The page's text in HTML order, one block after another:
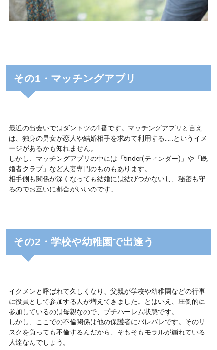
その1・マッチングアプリ
最近の出会いではダントツの1番です。マッチングアプリと言え
ば、独身の男女が恋人や結婚相手を求めて利用する……というイメ
ージがあるかも知れません。
しかし、マッチングアプリの中には「tinder(ティンダー)」や「既
婚者クラブ」など人妻専門のものもあります。
相手側も関係が深くなっても結婚には結びつかないし、秘密も守
るのでお互いに都合がいいのです。
その2・学校や幼稚園で出逢う
イクメンと呼ばれて久しくなり、父親が学校や幼稚園などの行事
に役員として参加する人が増えてきました。とはいえ、圧倒的に
参加しているのは母親なので、プチハーレム状態です。
しかし、ここでの不倫関係は他の保護者にバレバレです。そのリ
スクを負っても不倫するんだから、そもそもモラルが崩れている
人達なんでしょう。